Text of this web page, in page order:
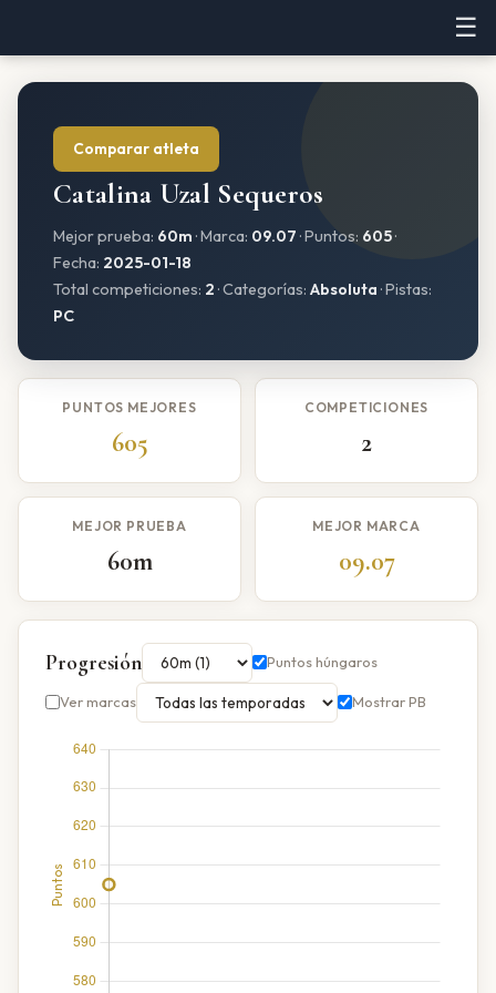
☰
Comparar atleta
Catalina Uzal Sequeros
Mejor prueba: 60m · Marca: 09.07 · Puntos: 605·
Fecha: 2025-01-18
Total competiciones: 2 · Categorías: Absoluta · Pistas:
PC
PUNTOS MEJORES
605
COMPETICIONES
2
MEJOR PRUEBA
60m
MEJOR MARCA
09.07
Progresión Puntos húngaros
Ver marcas Mostrar PB